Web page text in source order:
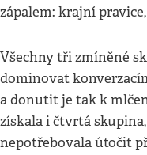
zápalem: krajní
Všechny tři zmíněné
dominovat
a donutit je tak k
získala i čtvrtá
nepotřebovala útočit